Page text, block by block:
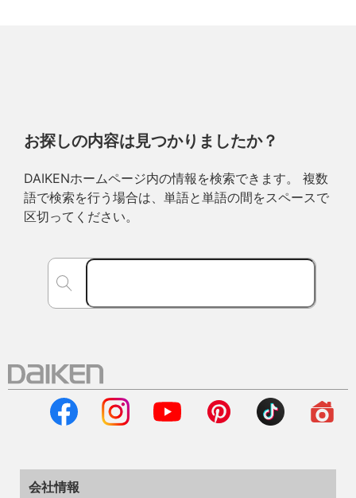
お探しの内容は見つかりましたか？
DAIKENホームページ内の情報を検索できます。 複数
語で検索を行う場合は、単語と単語の間をスペースで
区切ってください。
会社情報